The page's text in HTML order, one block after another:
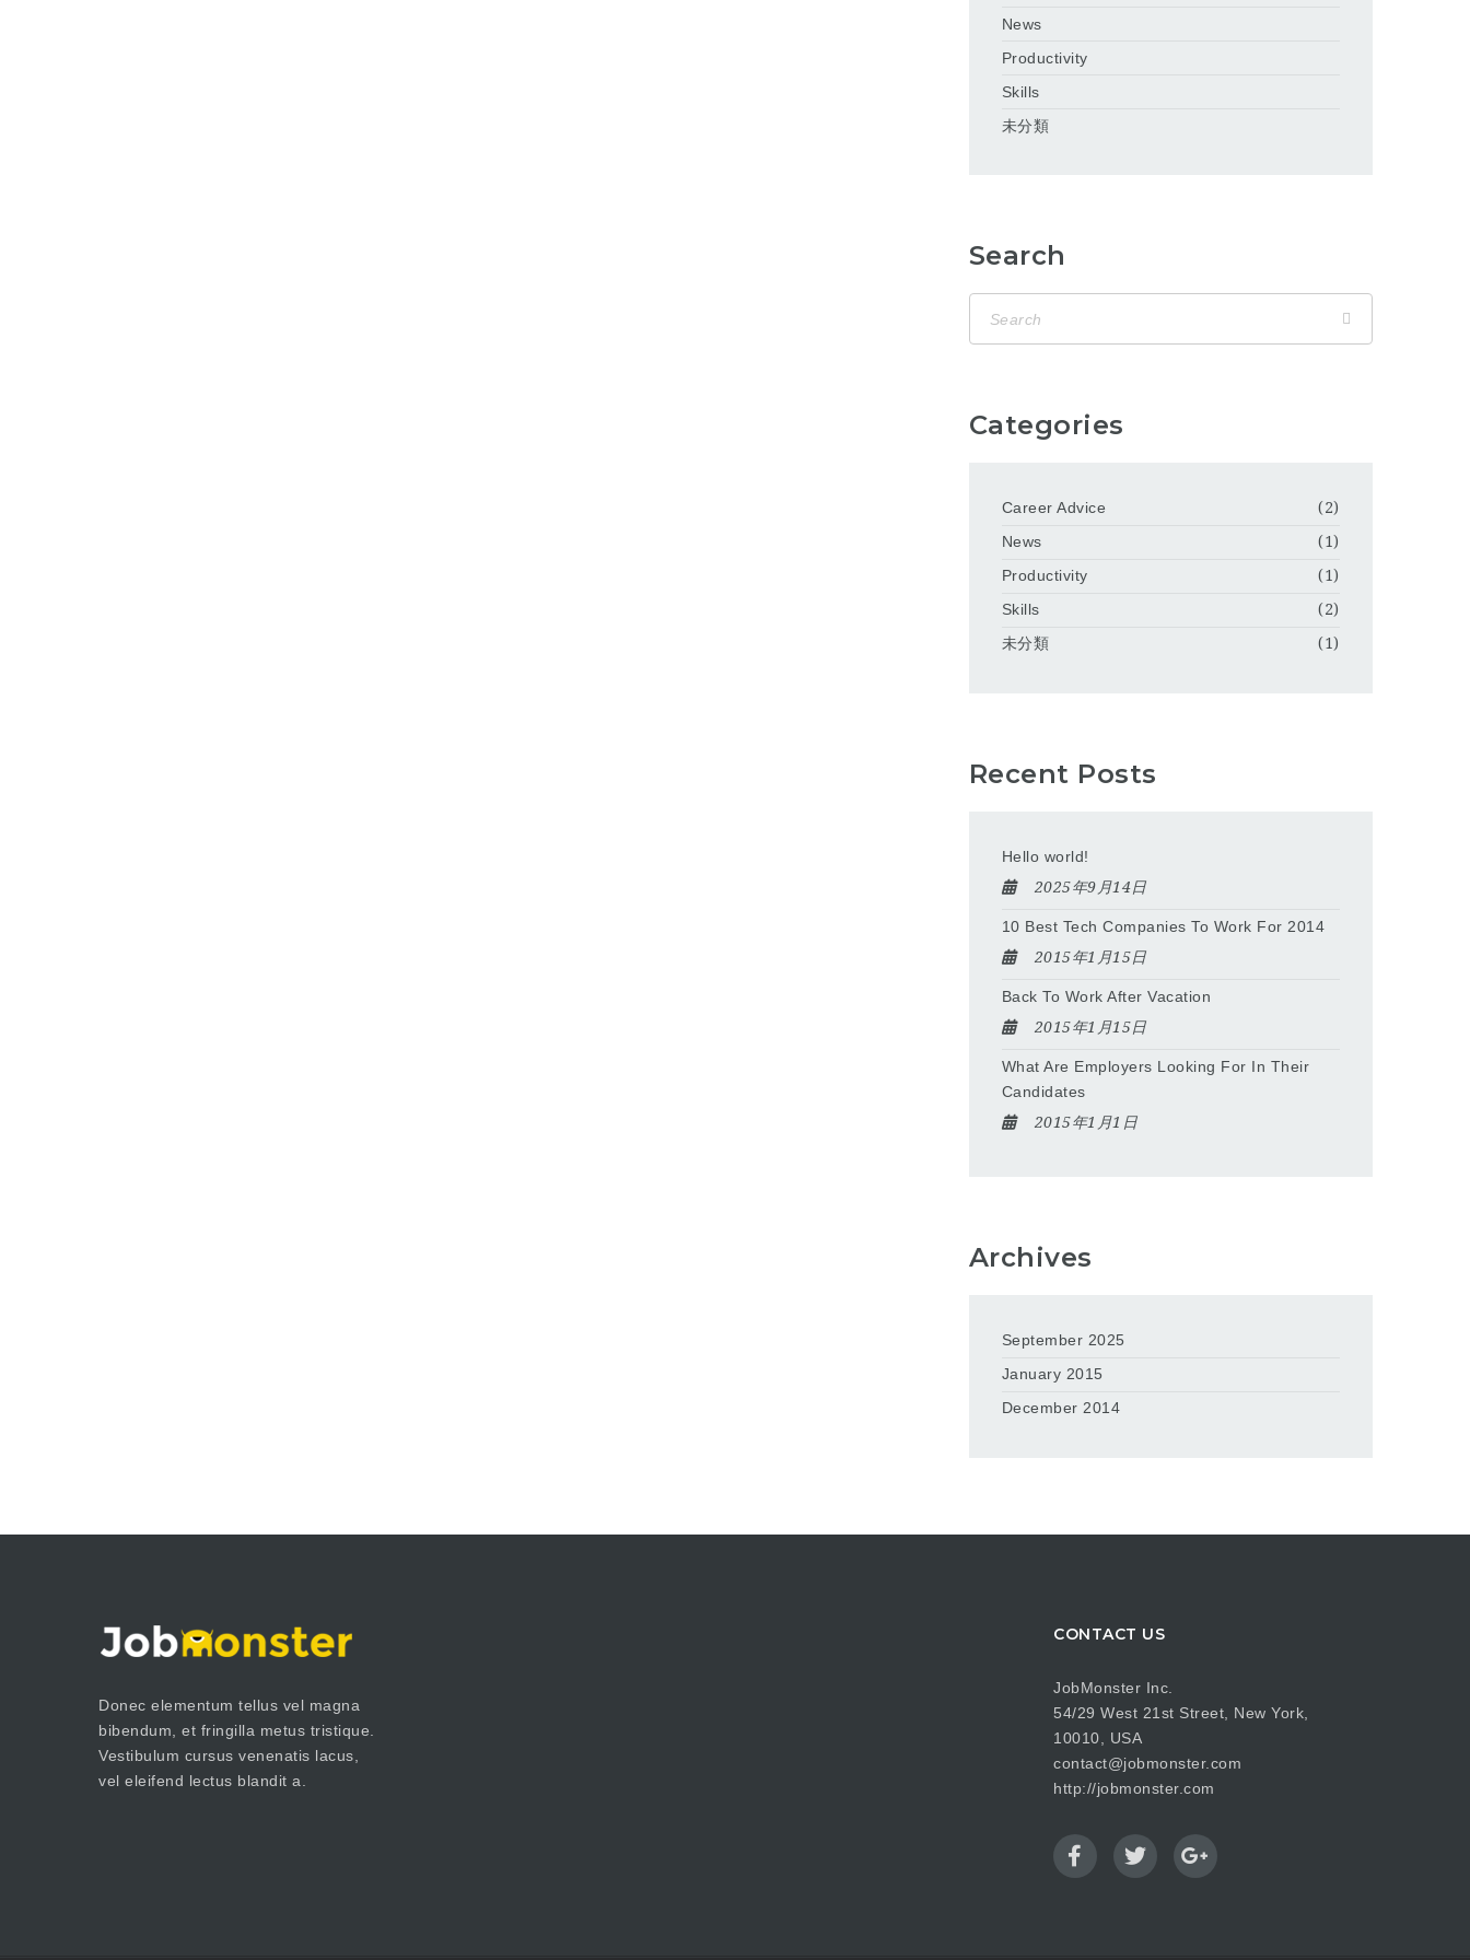
News
Productivity
Skills
未分類
Search
Categories
Career Advice
(2)
News
(1)
Productivity
(1)
Skills
(2)
未分類
(1)
Recent Posts
Hello world!
2025年9月14日
10 Best Tech Companies To Work For 2014
2015年1月15日
Back To Work After Vacation
2015年1月15日
What Are Employers Looking For In Their
Candidates
2015年1月1日
Archives
September 2025
January 2015
December 2014
Donec elementum tellus vel magna
bibendum, et fringilla metus tristique.
Vestibulum cursus venenatis lacus,
vel eleifend lectus blandit a.
CONTACT US
JobMonster Inc.
54/29 West 21st Street, New York,
10010, USA
contact@jobmonster.com
http://jobmonster.com